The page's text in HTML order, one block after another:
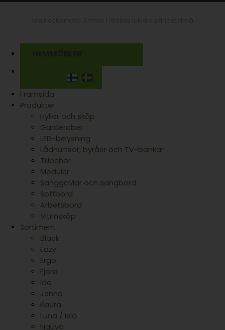
Framsida
Produkter
Hyllor och skåp
Garderober
LED-belysning
Lådhurtsar, byråer och TV-bänkar
Tillbehör
Moduler
Sänggavlar och sängbord
Soffbord
Arbetsbord
Vitrinskåp
Sortiment
Black
Eazy
Ergo
Fjord
Ida
Jenna
Kaura
Luna / Isla
Nauvo